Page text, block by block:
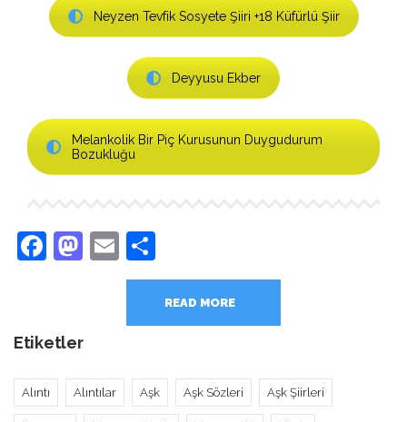
Neyzen Tevfik Sosyete Şiiri +18 Küfürlü Şiir
Deyyusu Ekber
Melankolik Bir Piç Kurusunun Duygudurum
Bozukluğu
Facebook
Mastodon
Email
READ MORE
Etiketler
Alıntı Alıntılar Aşk Aşk Sözleri Aşk Şiirleri